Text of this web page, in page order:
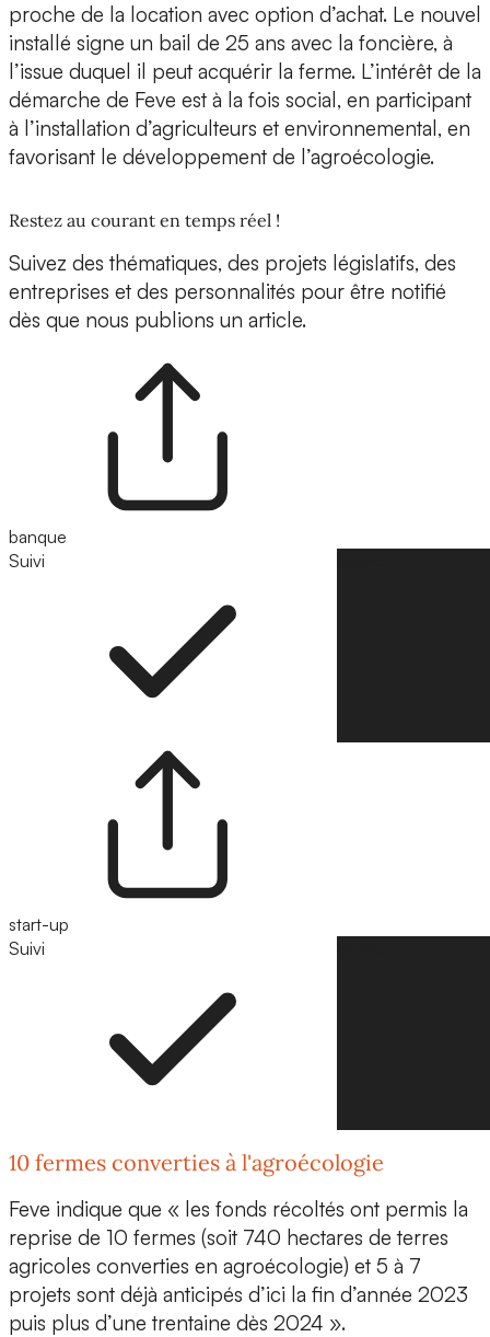
proche de la location avec option d’achat. Le nouvel
installé signe un bail de 25 ans avec la foncière, à
l’issue duquel il peut acquérir la ferme. L’intérêt de la
démarche de Feve est à la fois social, en participant
à l’installation d’agriculteurs et environnemental, en
favorisant le développement de l’agroécologie.
Restez au courant en temps réel !
Suivez des thématiques, des projets législatifs, des
entreprises et des personnalités pour être notifié
dès que nous publions un article.
banque
Suivi
start-up
Suivi
10 fermes converties à l'agroécologie
Feve indique que « les fonds récoltés ont permis la
reprise de 10 fermes (soit 740 hectares de terres
agricoles converties en agroécologie) et 5 à 7
projets sont déjà anticipés d’ici la fin d’année 2023
puis plus d’une trentaine dès 2024 ».